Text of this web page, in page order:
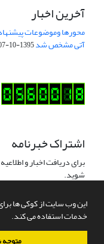
این وب سایت از کوکی ها
خدمات استفاده می کند.
آخرین اخبار
محورها وموضوعات
آتی مشخص شد1395-10-07
اشتراک خبرنامه
برای دریافت اخبار و
شوید.